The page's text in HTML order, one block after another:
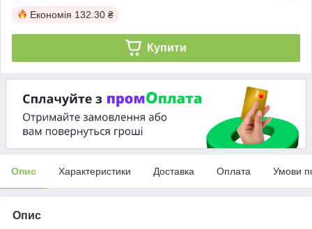
Економія 132.30 ₴
Купити
Опис Характеристики Доставка Оплата Умови
Опис